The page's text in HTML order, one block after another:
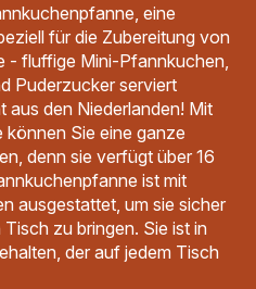
eine
für die Zubereitung von
- fluffige Mini-Pfannkuchen,
Puderzucker serviert
aus den Niederlanden! Mit
Sie eine ganze
denn sie verfügt über 16
ist mit
ausgestattet, um sie sicher
zu bringen. Sie ist in
der auf jedem Tisch